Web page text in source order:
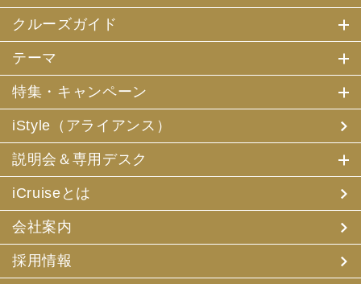
クルーズガイド
テーマ
特集・キャンペーン
iStyle（アライアンス）
説明会＆専用デスク
iCruiseとは
会社案内
採用情報